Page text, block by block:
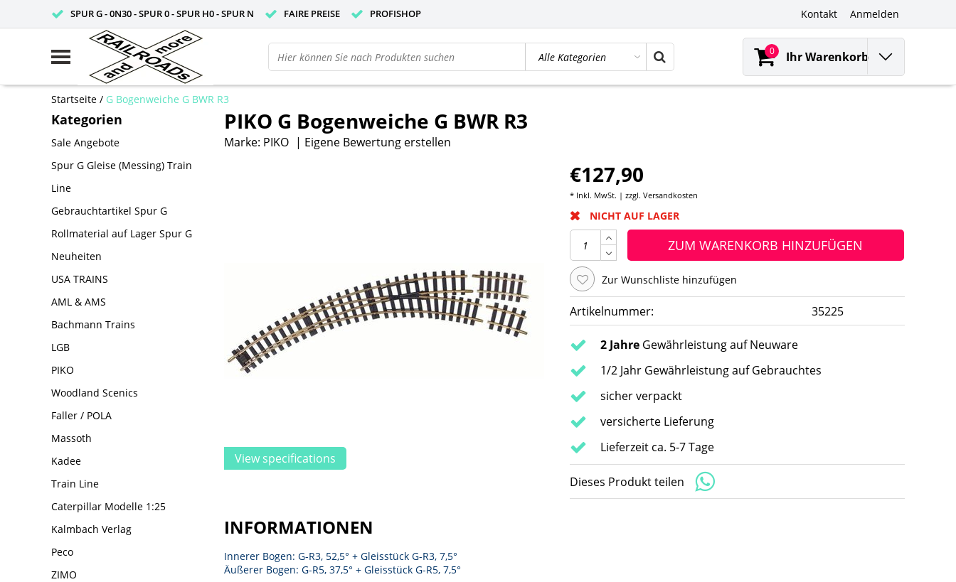
SPUR G - 0N30 - SPUR 0 - SPUR H0 - SPUR N FAIRE PREISE PROFISHOP Kontakt Anmelden
0 Ihr Warenkorb
Startseite / G Bogenweiche G BWR R3
Kategorien
Sale Angebote
Spur G Gleise (Messing) Train
Line
Gebrauchtartikel Spur G
Rollmaterial auf Lager Spur G
Neuheiten
USA TRAINS
AML & AMS
Bachmann Trains
LGB
PIKO
Woodland Scenics
Faller / POLA
Massoth
Kadee
Train Line
Caterpillar Modelle 1:25
Kalmbach Verlag
Peco
ZIMO
PIKO G Bogenweiche G BWR R3
Marke: PIKO | Eigene Bewertung erstellen
View specifications
€127,90
* Inkl. MwSt. | zzgl. Versandkosten
NICHT AUF LAGER
ZUM WARENKORB HINZUFÜGEN
Zur Wunschliste hinzufügen
Artikelnummer: 35225
2 Jahre Gewährleistung auf Neuware
1/2 Jahr Gewährleistung auf Gebrauchtes
sicher verpackt
versicherte Lieferung
Lieferzeit ca. 5-7 Tage
Dieses Produkt teilen
INFORMATIONEN
Innerer Bogen: G-R3, 52,5° + Gleisstück G-R3, 7,5°
Äußerer Bogen: G-R5, 37,5° + Gleisstück G-R5, 7,5°